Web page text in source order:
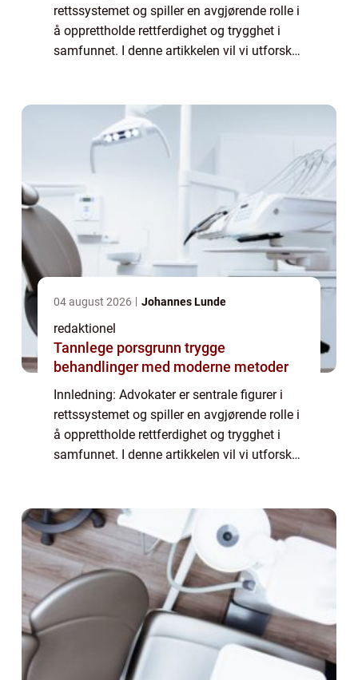
rettssystemet og spiller en avgjørende rolle i
å opprettholde rettferdighet og trygghet i
samfunnet. I denne artikkelen vil vi utforske
04 august 2026 Johannes Lunde
redaktionel
Tannlege porsgrunn trygge
behandlinger med moderne metoder
Innledning: Advokater er sentrale figurer i
rettssystemet og spiller en avgjørende rolle i
å opprettholde rettferdighet og trygghet i
samfunnet. I denne artikkelen vil vi utforske